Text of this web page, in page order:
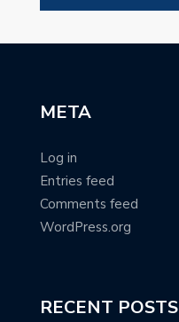
META
Log in
Entries feed
Comments feed
WordPress.org
RECENT POSTS